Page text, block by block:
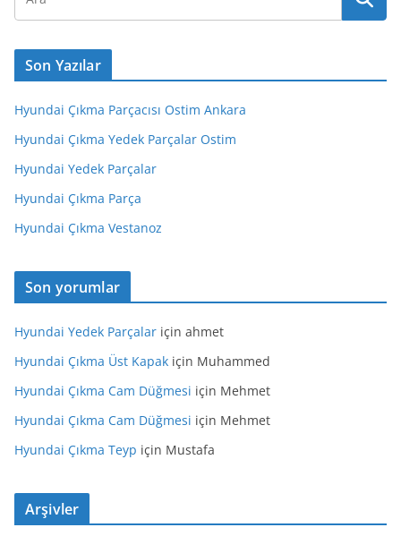
Son Yazılar
Hyundai Çıkma Parçacısı Ostim Ankara
Hyundai Çıkma Yedek Parçalar Ostim
Hyundai Yedek Parçalar
Hyundai Çıkma Parça
Hyundai Çıkma Vestanoz
Son yorumlar
Hyundai Yedek Parçalar için ahmet
Hyundai Çıkma Üst Kapak için Muhammed
Hyundai Çıkma Cam Düğmesi için Mehmet
Hyundai Çıkma Cam Düğmesi için Mehmet
Hyundai Çıkma Teyp için Mustafa
Arşivler